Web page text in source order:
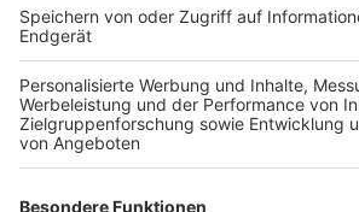
Anzeige
Weitere Themen von Rhein
Anzeige